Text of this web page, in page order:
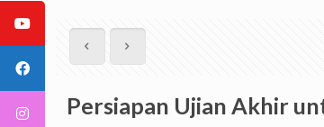
Persiapan Ujian Akhir